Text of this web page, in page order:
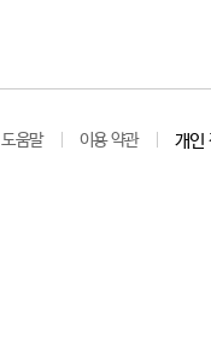
도움말 이용 약관 개인